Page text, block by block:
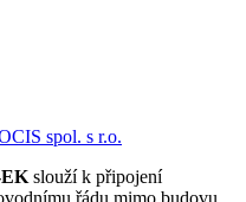
spol. s r.o.
EK slouží k připojení
řádu mimo budovu